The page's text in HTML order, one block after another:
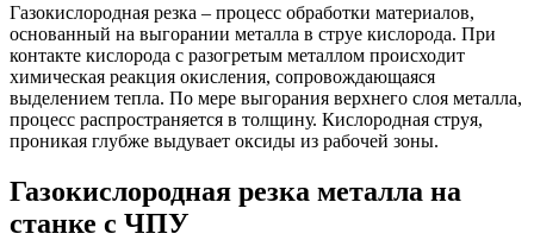
Газокислородная резка – процесс обработки материалов,
основанный на выгорании металла в струе кислорода. При
контакте кислорода с разогретым металлом происходит
химическая реакция окисления, сопровождающаяся
выделением тепла. По мере выгорания верхнего слоя металла,
процесс распространяется в толщину. Кислородная струя,
проникая глубже выдувает оксиды из рабочей зоны.
Газокислородная резка металла на
станке с ЧПУ